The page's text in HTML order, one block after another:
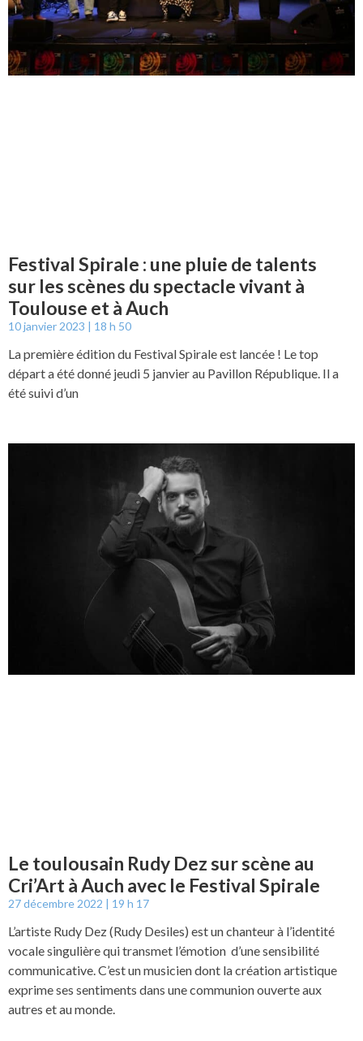
Festival Spirale : une pluie de talents
sur les scènes du spectacle vivant à
Toulouse et à Auch
10 janvier 2023 18 h 50
La première édition du Festival Spirale est lancée ! Le top
départ a été donné jeudi 5 janvier au Pavillon République. Il a
été suivi d’un
Le toulousain Rudy Dez sur scène au
Cri’Art à Auch avec le Festival Spirale
27 décembre 2022 19 h 17
L’artiste Rudy Dez (Rudy Desiles) est un chanteur à l’identité
vocale singulière qui transmet l’émotion d’une sensibilité
communicative. C’est un musicien dont la création artistique
exprime ses sentiments dans une communion ouverte aux
autres et au monde.